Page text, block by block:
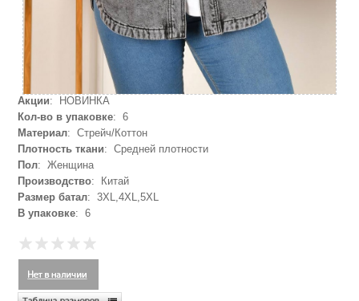
Акции: НОВИНКА
Кол-во в упаковке: 6
Материал: Стрейч/Коттон
Плотность ткани: Средней плотности
Пол: Женщина
Производство: Китай
Размер батал: 3XL,4XL,5XL
В упаковке: 6